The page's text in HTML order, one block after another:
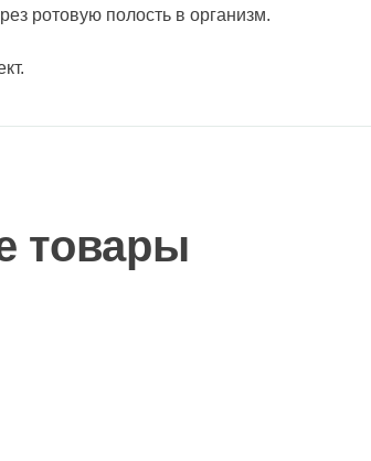
ротовую полость в организм.
товары